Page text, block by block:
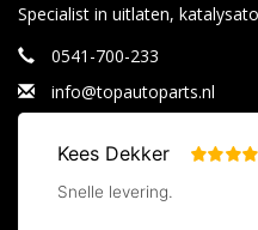
Specialist in uitlaten,
0541-700-233
info@topautoparts.nl